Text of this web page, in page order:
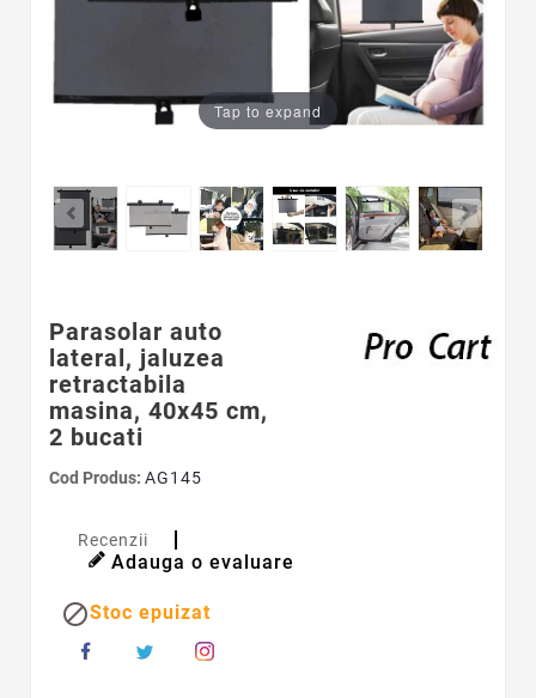
Tap to expand
Parasolar auto
lateral, jaluzea
retractabila
masina, 40x45 cm,
2 bucati
Cod Produs: AG145
Recenzii
Adauga o evaluare
Stoc epuizat